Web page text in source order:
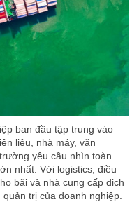
ban đầu tập trung vào
liệu, nhà máy, văn
yêu cầu nhìn toàn
nhất. Với logistics, điều
bãi và nhà cung cấp dịch
trị của doanh nghiệp.